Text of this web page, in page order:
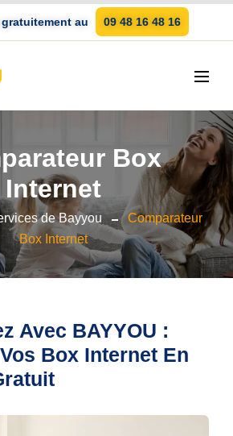
au 09 48 16 48 16
Box
Internet
de Bayyou
Comparateur
Box Internet
Avec BAYYOU :
Box Internet En